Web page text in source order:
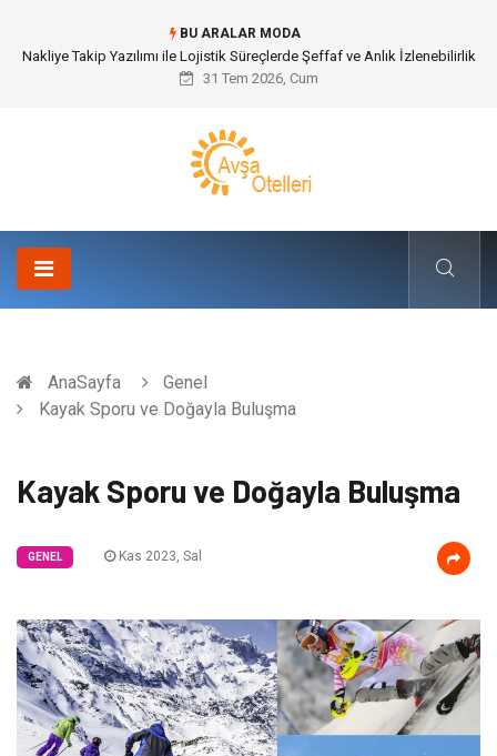
BU ARALAR MODA
Galericilik Belgesi Almanın Avantajları Nelerdir?
31 Tem 2026, Cum
AnaSayfa
Genel
Kayak Sporu ve Doğayla Buluşma
Kayak Sporu ve Doğayla Buluşma
GENEL Kas 2023, Sal